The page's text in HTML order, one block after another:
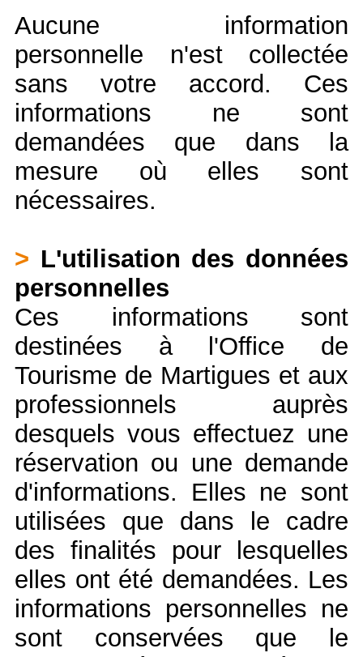
Aucune information
personnelle n'est collectée
sans votre accord. Ces
informations ne sont
demandées que dans la
mesure où elles sont
nécessaires.
> L'utilisation des données
personnelles
​Ces informations sont
destinées à l'Office de
Tourisme de Martigues et aux
professionnels auprès
desquels vous effectuez une
réservation ou une demande
d'informations. Elles ne sont
utilisées que dans le cadre
des finalités pour lesquelles
elles ont été demandées. Les
informations personnelles ne
sont conservées que le